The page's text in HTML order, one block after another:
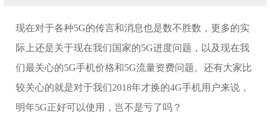
现在对于各种5G的传言和消息也是数不胜数，更多的实
际上还是关于现在我们国家的5G进度问题，以及现在我
们最关心的5G手机价格和5G流量资费问题。还有大家比
较关心的就是对于我们2018年才换的4G手机用户来说，
明年5G正好可以使用，岂不是亏了吗？